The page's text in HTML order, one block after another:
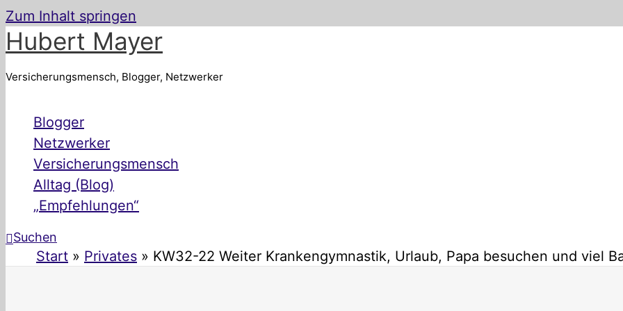
Zum Inhalt springen
Hubert Mayer
Versicherungsmensch, Blogger, Netzwerker
Blogger
Netzwerker
Versicherungsmensch
Alltag (Blog)
„Empfehlungen“
Suchen
Start Privates KW32-22 Weiter Krankengymnastik, Urlaub, Papa besuchen und viel